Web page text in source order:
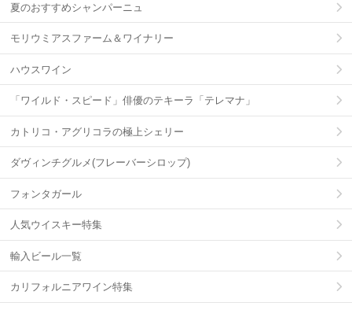
夏のおすすめシャンパーニュ
モリウミアスファーム＆ワイナリー
ハウスワイン
「ワイルド・スピード」俳優のテキーラ「テレマナ」
カトリコ・アグリコラの極上シェリー
ダヴィンチグルメ(フレーバーシロップ)
フォンタガール
人気ウイスキー特集
輸入ビール一覧
カリフォルニアワイン特集